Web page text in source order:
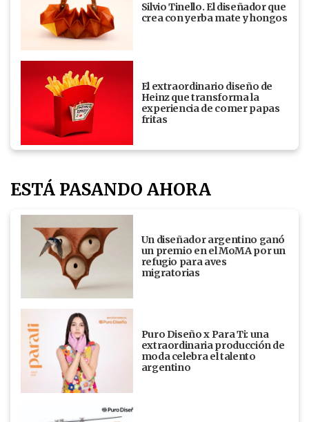
Silvio Tinello. El diseñador que
crea con yerba mate y hongos
El extraordinario diseño de
Heinz que transforma la
experiencia de comer papas
fritas
ESTÁ PASANDO AHORA
Un diseñador argentino ganó
un premio en el MoMA por un
refugio para aves
migratorias
Puro Diseño x Para Ti: una
extraordinaria producción de
moda celebra el talento
argentino